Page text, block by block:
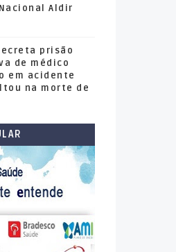
Aldir
prisão
de médico
em acidente
na morte de